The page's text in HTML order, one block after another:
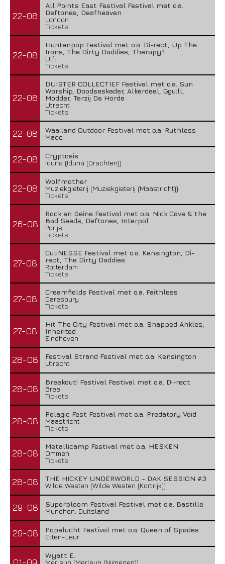
22-08
All Points East Festival Festival met o.a.
Deftones, Deafheaven
London
Tickets
22-08
Huntenpop Festival met o.a. Di-rect, Up The
Irons, The Dirty Daddies, Therapy?
Ulft
Tickets
22-08
DUISTER COLLECTIEF Festival met o.a. Sun
Worship, Doodseskader, Alkerdeel, Ggu:ll,
Modder, Terzij De Horde
Utrecht
Tickets
22-08
Waailand Outdoor Festival met o.a. Ruthless
Made
22-08
Cryptosis
Iduna (Iduna (Drachten))
22-08
Wolfmother
Muziekgieterij (Muziekgieterij (Maastricht))
Tickets
26-08
Rock en Seine Festival met o.a. Nick Cave & the
Bad Seeds, Deftones, Interpol
Parijs
Tickets
27-08
CuliNESSE Festival met o.a. Kensington, Di-
rect, The Dirty Daddies
Rotterdam
Tickets
27-08
Creamfields Festival met o.a. Faithless
Daresbury
Tickets
27-08
Hit The City Festival met o.a. Snapped Ankles,
Inherited
Eindhoven
28-08
Festival Strand Festival met o.a. Kensington
Utrecht
28-08
Breekout! Festival Festival met o.a. Di-rect
Bree
Tickets
28-08
Pelagic Fest Festival met o.a. Predatory Void
Maastricht
Tickets
28-08
Metallicamp Festival met o.a. HESKEN
Ommen
Tickets
28-08
THE HICKEY UNDERWORLD - DAK SESSION #3
Wilde Westen (Wilde Westen (Kortrijk))
29-08
Superbloom Festival Festival met o.a. Bastille
Munchen, Duitsland
29-08
Popelucht Festival met o.a. Queen of Spades
Etten-Leur
Wyatt E.
Merleyn (Merleyn (Nijmegen))